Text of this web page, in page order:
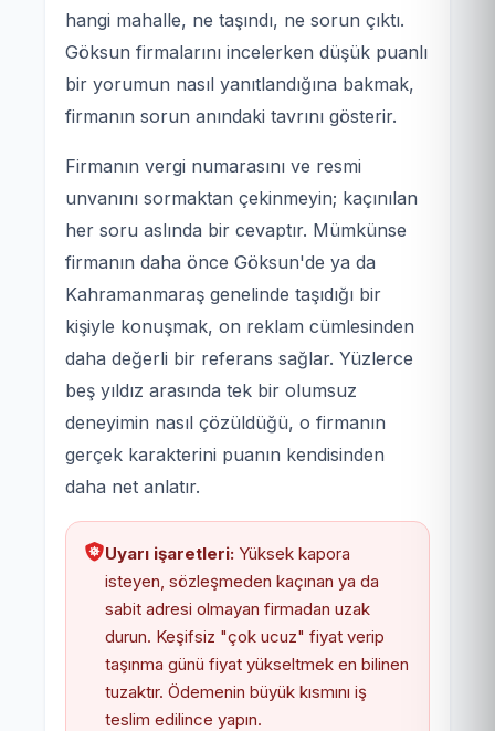
hangi mahalle, ne taşındı, ne sorun çıktı.
Göksun firmalarını incelerken düşük puanlı
bir yorumun nasıl yanıtlandığına bakmak,
firmanın sorun anındaki tavrını gösterir.
Firmanın vergi numarasını ve resmi
unvanını sormaktan çekinmeyin; kaçınılan
her soru aslında bir cevaptır. Mümkünse
firmanın daha önce Göksun'de ya da
Kahramanmaraş genelinde taşıdığı bir
kişiyle konuşmak, on reklam cümlesinden
daha değerli bir referans sağlar. Yüzlerce
beş yıldız arasında tek bir olumsuz
deneyimin nasıl çözüldüğü, o firmanın
gerçek karakterini puanın kendisinden
daha net anlatır.
Uyarı işaretleri: Yüksek kapora
isteyen, sözleşmeden kaçınan ya da
sabit adresi olmayan firmadan uzak
durun. Keşifsiz "çok ucuz" fiyat verip
taşınma günü fiyat yükseltmek en bilinen
tuzaktır. Ödemenin büyük kısmını iş
teslim edilince yapın.